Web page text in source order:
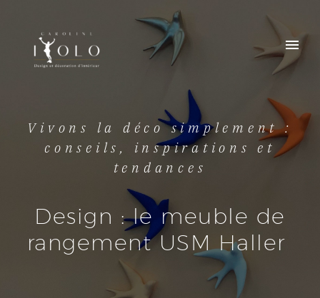
Vivons la déco simplement :
conseils, inspirations et
tendances
Design : le meuble de
rangement USM Haller